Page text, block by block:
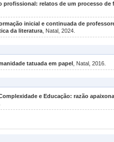
profissional: relatos de um processo de
inicial e continuada de
da literatura , Natal, 2024.
tatuada em papel , Natal, 2016.
e Educação: razão